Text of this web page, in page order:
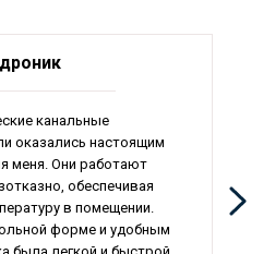
канальные
оказались настоящим
меня. Они работают
обеспечивая
в помещении.
форме и удобным